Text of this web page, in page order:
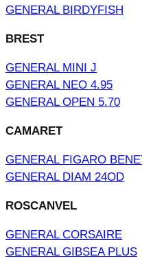
GENERAL BIRDYFISH
BREST
GENERAL MINI J
GENERAL NEO 4.95
GENERAL OPEN 5.70
CAMARET
GENERAL FIGARO
GENERAL DIAM 24OD
ROSCANVEL
GENERAL CORSAIRE
GENERAL GIBSEA PLUS